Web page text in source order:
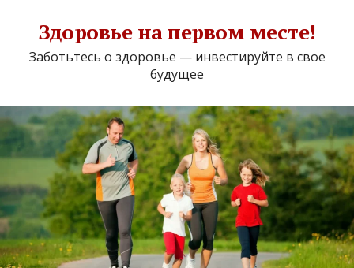
Здоровье на первом месте!
Заботьтесь о здоровье — инвестируйте в свое
будущее